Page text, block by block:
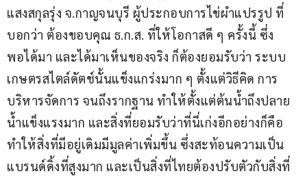
แสงสกุลรุ่ง จ.กาญจนบุรี ผู้ประกอบการไข่ผำแปรรูป ที่
บอกว่า ต้องขอบคุณ ธ.ก.ส. ที่ให้โอกาสดี ๆ ครั้งนี้ ซึ่ง
พอได้มา และได้มาเห็นของจริง ก็ต้องยอมรับว่า ระบบ
เกษตรสไตล์ดัตช์นั้นแข็งแกร่งมาก ๆ ตั้งแต่วิธีคิด การ
บริหารจัดการ จนถึงรากฐาน ทำให้ตั้งแต่ต้นน้ำถึงปลาย
น้ำแข็งแรงมาก และสิ่งที่ยอมรับว่าที่นี่เก่งอีกอย่างก็คือ
ทำให้สิ่งที่มีอยู่เดิมมีมูลค่าเพิ่มขึ้น ซึ่งสะท้อนความเป็น
แบรนด์ดิ้งที่สูงมาก และเป็นสิ่งที่ไทยต้องปรับตัวกับสิ่งที่